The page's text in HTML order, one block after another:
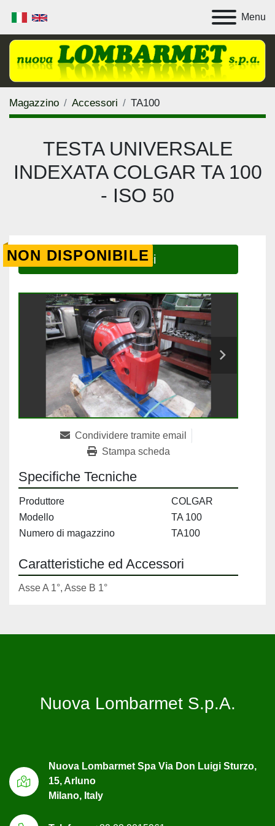
Menu
Magazzino Accessori TA100
TESTA UNIVERSALE
INDEXATA COLGAR TA 100
- ISO 50
NON DISPONIBILE
Contattaci
Condividere tramite email
Stampa scheda
Specifiche Tecniche
Produttore
COLGAR
Modello
TA 100
Numero di magazzino
TA100
Caratteristiche ed Accessori
Asse A 1°, Asse B 1°
Nuova Lombarmet S.p.A.
Nuova Lombarmet Spa Via Don Luigi Sturzo,
15, Arluno
Milano, Italy